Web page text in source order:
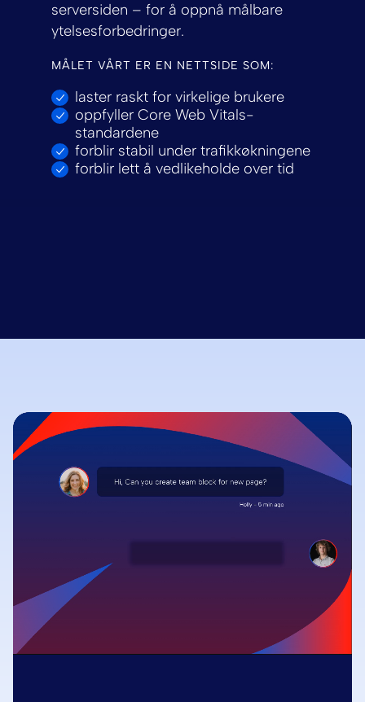
serversiden – for å oppnå målbare
ytelsesforbedringer.
MÅLET VÅRT ER EN NETTSIDE SOM:
laster raskt for virkelige brukere
oppfyller Core Web Vitals-
standardene
forblir stabil under trafikkøkningene
forblir lett å vedlikeholde over tid